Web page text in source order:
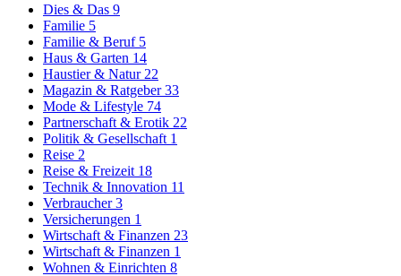
Dies & Das 9
Familie 5
Familie & Beruf 5
Haus & Garten 14
Haustier & Natur 22
Magazin & Ratgeber33
Mode & Lifestyle 74
Partnerschaft & Erotik 22
Politik & Gesellschaft 1
Reise 2
Reise & Freizeit 18
Technik & Innovation 11
Verbraucher3
Versicherungen 1
Wirtschaft & Finanzen 23
Wirtschaft & Finanzen 1
Wohnen & Einrichten 8